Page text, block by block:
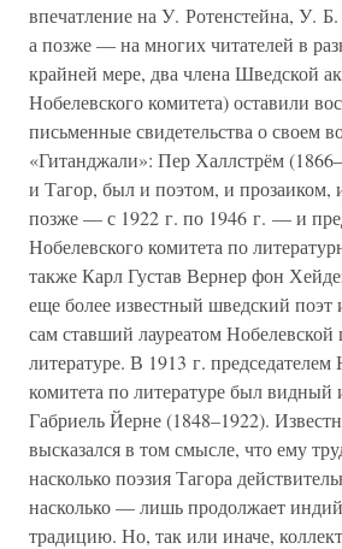
впечатление на У. Ротенстейна, У.
а позже — на многих читателей в
крайней мере, два члена Шведской
Нобелевского комитета) оставили
письменные свидетельства о своем
«Гитанджали»: Пер Халлстрём
и Тагор, был и поэтом, и прозаиком,
позже — с 1922 г. по 1946 г. — и
Нобелевского комитета по
также Карл Густав Вернер фон
еще более известный шведский поэт
сам ставший лауреатом
литературе. В 1913 г. председателем
комитета по литературе был видный
Габриель Йерне (1848–1922).
высказался в том смысле, что ему
насколько поэзия Тагора
насколько — лишь продолжает
традицию. Но, так или иначе,